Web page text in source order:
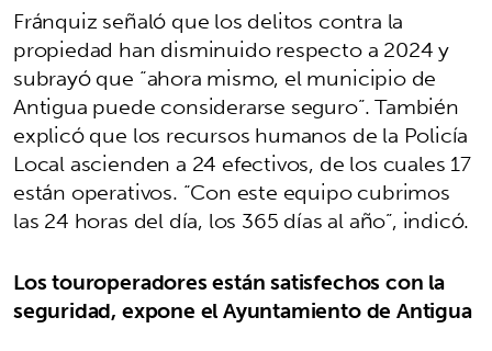
Fránquiz señaló que los delitos contra la
propiedad han disminuido respecto a 2024 y
subrayó que “ahora mismo, el municipio de
Antigua puede considerarse seguro”. También
explicó que los recursos humanos de la Policía
Local ascienden a 24 efectivos, de los cuales 17
están operativos. “Con este equipo cubrimos
las 24 horas del día, los 365 días al año”, indicó.
Los touroperadores están satisfechos con la
seguridad, expone el Ayuntamiento de Antigua